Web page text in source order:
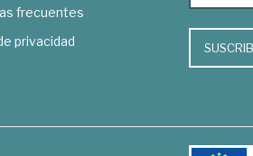
frecuentes
privacidad